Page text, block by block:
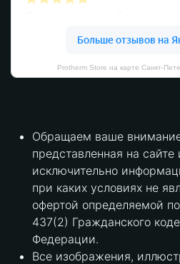
Protherm Store на карте
Обращаем ваше внимание
представленная на
исключительно
при каких условиях не
офертой определяемой
437(2) Гражданского
Федерации.
Все изображения,